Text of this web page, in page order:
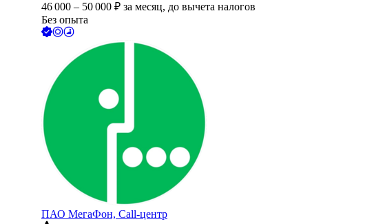
46 000 – 50 000 ₽ за месяц, до вычета налогов
Без опыта
ПАО МегаФон, Call-центр